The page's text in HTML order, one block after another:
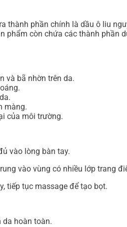
thành phần chính là dầu ô liu
phẩm còn chứa các thành
và bã nhờn trên da.
màng.
của môi trường.
vào lòng bàn tay.
vào vùng có nhiều lớp trang
tiếp tục massage để tạo bọt.
da hoàn toàn.